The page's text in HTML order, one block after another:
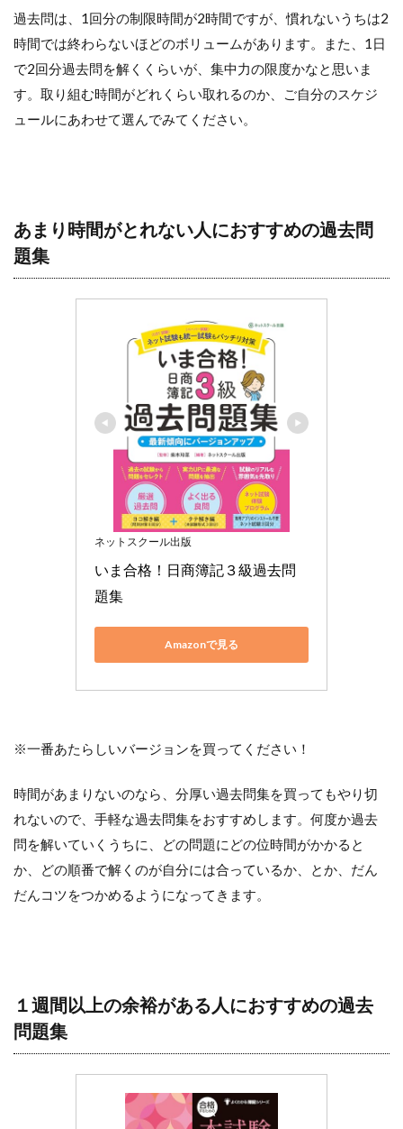
過去問は、1回分の制限時間が2時間ですが、慣れないうちは2
時間では終わらないほどのボリュームがあります。また、1日
で2回分過去問を解くくらいが、集中力の限度かなと思いま
す。取り組む時間がどれくらい取れるのか、ご自分のスケジ
ュールにあわせて選んでみてください。
あまり時間がとれない人におすすめの過去問
題集
ネットスクール出版
いま合格！日商簿記３級過去問
題集
Amazonで見る
※一番あたらしいバージョンを買ってください！
時間があまりないのなら、分厚い過去問集を買ってもやり切
れないので、手軽な過去問集をおすすめします。何度か過去
問を解いていくうちに、どの問題にどの位時間がかかると
か、どの順番で解くのが自分には合っているか、とか、だん
だんコツをつかめるようになってきます。
１週間以上の余裕がある人におすすめの過去
問題集